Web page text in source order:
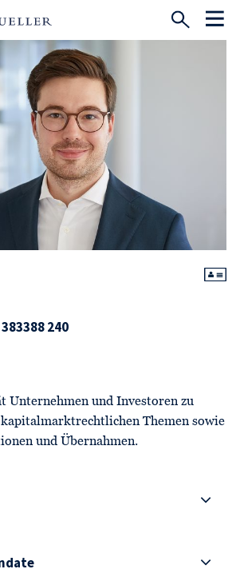
240
Unternehmen und Investoren zu
Themen sowie
und Übernahmen.